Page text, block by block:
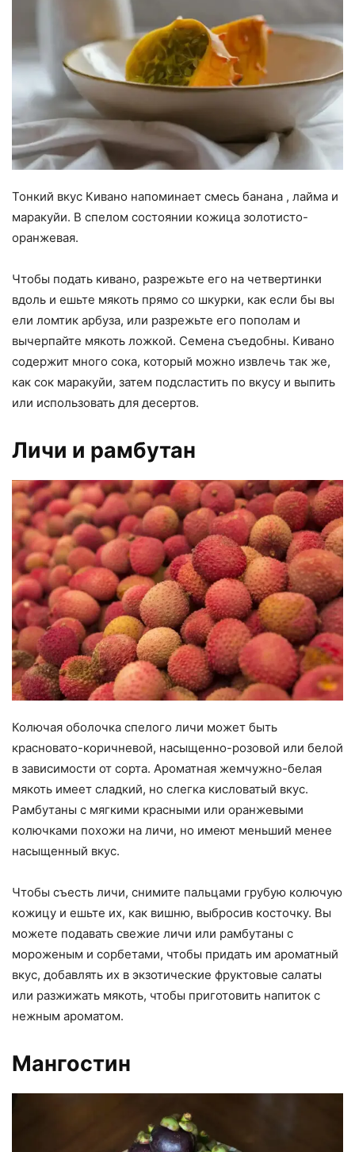
Тонкий вкус Кивано напоминает смесь банана , лайма и
маракуйи. В спелом состоянии кожица золотисто-
оранжевая.
Чтобы подать кивано, разрежьте его на четвертинки
вдоль и ешьте мякоть прямо со шкурки, как если бы вы
ели ломтик арбуза, или разрежьте его пополам и
вычерпайте мякоть ложкой. Семена съедобны. Кивано
содержит много сока, который можно извлечь так же,
как сок маракуйи, затем подсластить по вкусу и выпить
или использовать для десертов.
Личи и рамбутан
Колючая оболочка спелого личи может быть
красновато-коричневой, насыщенно-розовой или белой
в зависимости от сорта. Ароматная жемчужно-белая
мякоть имеет сладкий, но слегка кисловатый вкус.
Рамбутаны с мягкими красными или оранжевыми
колючками похожи на личи, но имеют меньший менее
насыщенный вкус.
Чтобы съесть личи, снимите пальцами грубую колючую
кожицу и ешьте их, как вишню, выбросив косточку. Вы
можете подавать свежие личи или рамбутаны с
мороженым и сорбетами, чтобы придать им ароматный
вкус, добавлять их в экзотические фруктовые салаты
или разжижать мякоть, чтобы приготовить напиток с
нежным ароматом.
Мангостин